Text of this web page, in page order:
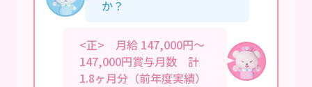
か？
<正> 月給 147,000円～
147,000円賞与月数 計
1.8ヶ月分（前年度実績）